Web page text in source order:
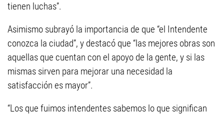
tienen luchas”.
Asimismo subrayó la importancia de que “el Intendente
conozca la ciudad”, y destacó que “las mejores obras son
aquellas que cuentan con el apoyo de la gente, y si las
mismas sirven para mejorar una necesidad la
satisfacción es mayor”.
“Los que fuimos intendentes sabemos lo que significan